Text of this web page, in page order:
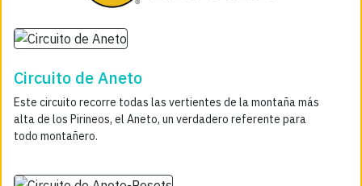
Circuito de Aneto
Este circuito recorre todas las vertientes de la montaña más
alta de los Pirineos, el Aneto, un verdadero referente para
todo montañero.